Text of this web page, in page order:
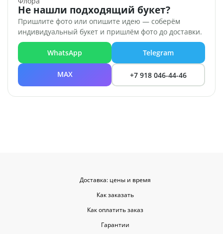
Не нашли подходящий букет?
Пришлите фото или опишите идею — соберём
индивидуальный букет и пришлём фото до доставки.
WhatsApp Telegram
MAX +7 918 046-44-46
Доставка: цены и время
Как заказать
Как оплатить заказ
Гарантии